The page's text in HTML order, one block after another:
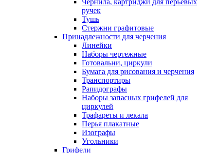
Чернила, картриджи для перьевых
ручек
Тушь
Стержни графитовые
Принадлежности для черчения
Линейки
Наборы чертежные
Готовальни, циркули
Бумага для рисования и черчения
Транспортиры
Рапидографы
Наборы запасных грифелей для
циркулей
Трафареты и лекала
Перья плакатные
Изографы
Угольники
Грифели